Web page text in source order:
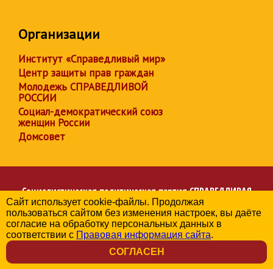
Организации
Институт «Справедливый мир»
Центр защиты прав граждан
Молодежь СПРАВЕДЛИВОЙ
РОССИИ
Социал-демократический союз
женщин России
Домсовет
Социалистическая политическая партияСПРАВЕДЛИВАЯ
РОССИЯ
Региональное отделение партии в Республике Дагестан
© 2006-2026
Политика в отношении обработки персональных данных
Сайт использует cookie-файлы. Продолжая
пользоваться сайтом без изменения настроек, вы даёте
согласие на обработку персональных данных в
соответствии с Правовая информация сайта.
СОГЛАСЕН